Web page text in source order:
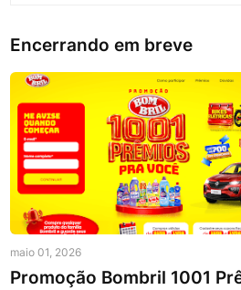
Encerrando em breve
maio 01, 2026
Promoção Bombril 1001